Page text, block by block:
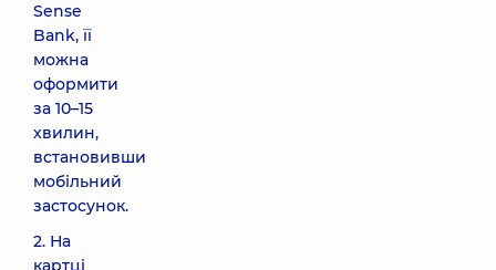
Sense
Bank, її
можна
оформити
за 10–15
хвилин,
встановивши
мобільний
застосунок.
2. На
картці